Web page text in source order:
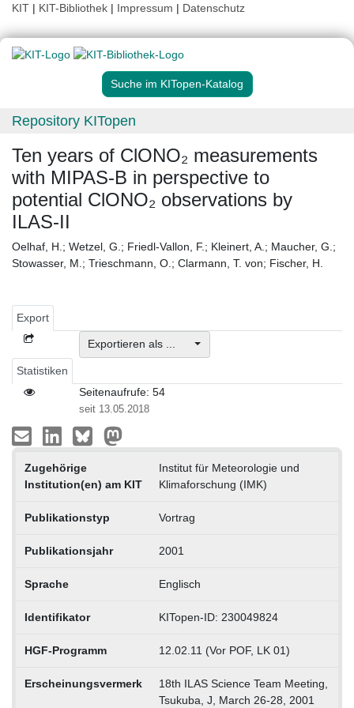
KIT | KIT-Bibliothek | Impressum | Datenschutz
Suche im KITopen-Katalog
Repository KITopen
Ten years of ClONO₂ measurements
with MIPAS-B in perspective to
potential ClONO₂ observations by
ILAS-II
Oelhaf, H. ; Wetzel, G. ; Friedl-Vallon, F. ; Kleinert, A. ; Maucher, G. ;
Stowasser, M. ; Trieschmann, O. ; Clarmann, T. von; Fischer, H.
Export
Exportieren als ...
Statistiken
Seitenaufrufe: 54
seit 13.05.2018
Zugehörige
Institution(en) am KIT
Institut für Meteorologie und
Klimaforschung (IMK)
Publikationstyp Vortrag
Publikationsjahr 2001
Sprache Englisch
Identifikator KITopen-ID: 230049824
HGF-Programm 12.02.11 (Vor POF, LK 01)
Erscheinungsvermerk
18th ILAS Science Team Meeting,
Tsukuba, J, March 26-28, 2001